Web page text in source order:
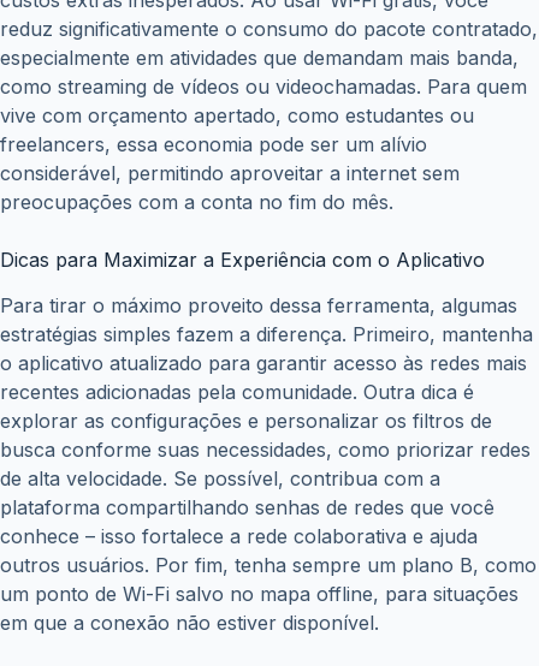
reduz significativamente o consumo do pacote contratado,
especialmente em atividades que demandam mais banda,
como streaming de vídeos ou videochamadas. Para quem
vive com orçamento apertado, como estudantes ou
freelancers, essa economia pode ser um alívio
considerável, permitindo aproveitar a internet sem
preocupações com a conta no fim do mês.
Dicas para Maximizar a Experiência com o Aplicativo
Para tirar o máximo proveito dessa ferramenta, algumas
estratégias simples fazem a diferença. Primeiro, mantenha
o aplicativo atualizado para garantir acesso às redes mais
recentes adicionadas pela comunidade. Outra dica é
explorar as configurações e personalizar os filtros de
busca conforme suas necessidades, como priorizar redes
de alta velocidade. Se possível, contribua com a
plataforma compartilhando senhas de redes que você
conhece – isso fortalece a rede colaborativa e ajuda
outros usuários. Por fim, tenha sempre um plano B, como
um ponto de Wi-Fi salvo no mapa offline, para situações
em que a conexão não estiver disponível.